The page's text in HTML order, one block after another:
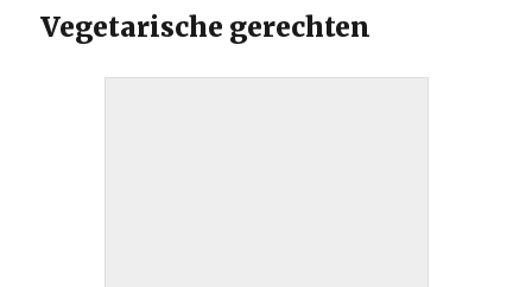
Vegetarische gerechten